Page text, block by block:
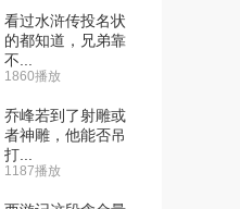
看过水浒传投名状
的都知道，兄弟靠
不...
1860播放
乔峰若到了射雕或
者神雕，他能否吊
打...
1187播放